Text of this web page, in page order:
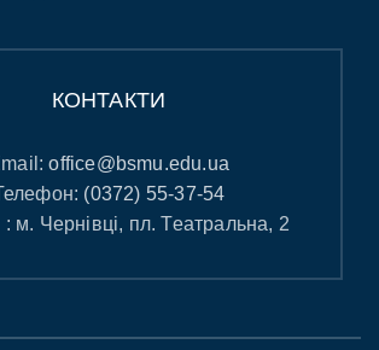
КОНТАКТИ
office@bsmu.edu.ua
(0372) 55-37-54
м. Чернівці, пл. Театральна, 2